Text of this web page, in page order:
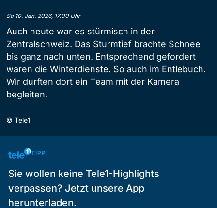
Sa 10. Jan. 2026, 17.00 Uhr
Auch heute war es stürmisch in der
Zentralschweiz. Das Sturmtief brachte Schnee
bis ganz nach unten. Entsprechend gefordert
waren die Winterdienste. So auch im Entlebuch.
Wir durften dort ein Team mit der Kamera
begleiten.
© Tele1
TIPP
Sie wollen keine Tele1-Highlights
verpassen? Jetzt unsere App
herunterladen.